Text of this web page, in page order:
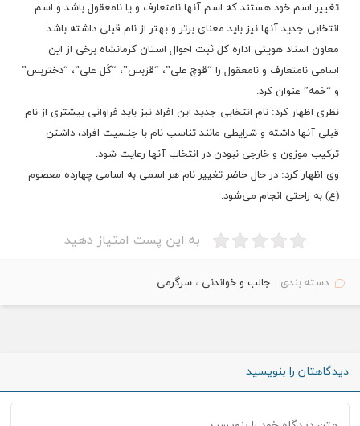
تغییر اسم خود هستند که اسم آنها نامتعارف و یا نامعقول باشد و اسم
انتخابی جدید آنها نیز باید معنای برتر و بهتر از نام قبلی داشته باشد.
معاون اسناد هویتی اداره کل ثبت احوال استان کرمانشاه برخی از این
اسامی نامتعارف و نامعقول را “قوچ علی”، “قزبس”، “کَل علی”، “دختربس”
و “حَمه” عنوان کرد.
نظری اظهار کرد: نام انتخابی جدید این افراد نیز باید فراوانی بیشتری از نام
قبلی آنها داشته و شرایطی مانند تناسب نام با جنسیت افراد، داشتن
ترکیب موزون و خارجی نبودن در انتخاب آنها رعایت شود.
وی اظهار کرد: در حال حاضر تغییر نام هر اسمی به اسامی چهارده معصوم
(ع) به راحتی انجام می‌شود.
به این پست امتیاز دهید
دسته بندی : جالب و خواندنی ،سرگرمی
دیدگاهتان را بنویسید